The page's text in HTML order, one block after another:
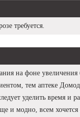
требуется.
на фоне увеличения
тем аптеке
уделить время и
и модно, всем хочется